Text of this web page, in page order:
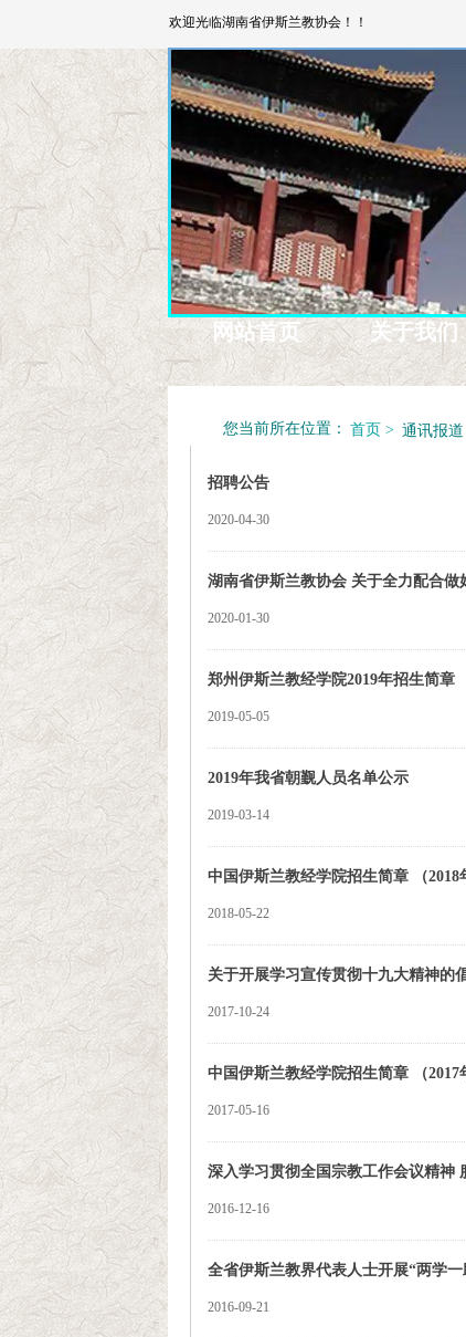
欢迎光临湖南省伊斯兰教协会！！
网站首页 关于我们
您当前所在位置： 通讯报道
首页 >
招聘公告
2020-04-30
湖南省伊斯兰教协会 关于全力配合
2020-01-30
郑州伊斯兰教经学院2019年招生简章
2019-05-05
2019年我省朝觐人员名单公示
2019-03-14
中国伊斯兰教经学院招生简章 （2018
2018-05-22
关于开展学习宣传贯彻十九大精神的
2017-10-24
中国伊斯兰教经学院招生简章 （2017
2017-05-16
深入学习贯彻全国宗教工作会议精神
2016-12-16
全省伊斯兰教界代表人士开展“两学
2016-09-21